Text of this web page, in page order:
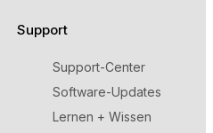
Support
Support-Center
Software-Updates
Lernen + Wissen